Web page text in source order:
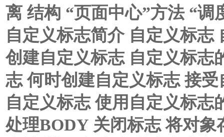
离 结构 “页面中心”方法 “调
自定义标志简介 自定义标志
创建自定义标志 自定义标志
志 何时创建自定义标志 接
自定义标志 使用自定义标志
处理BODY 关闭标志 将对